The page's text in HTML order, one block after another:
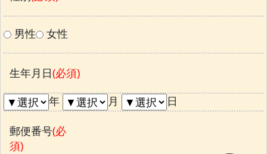
男性 女性
生年月日(必須)
年
月 日
郵便番号(必
須)